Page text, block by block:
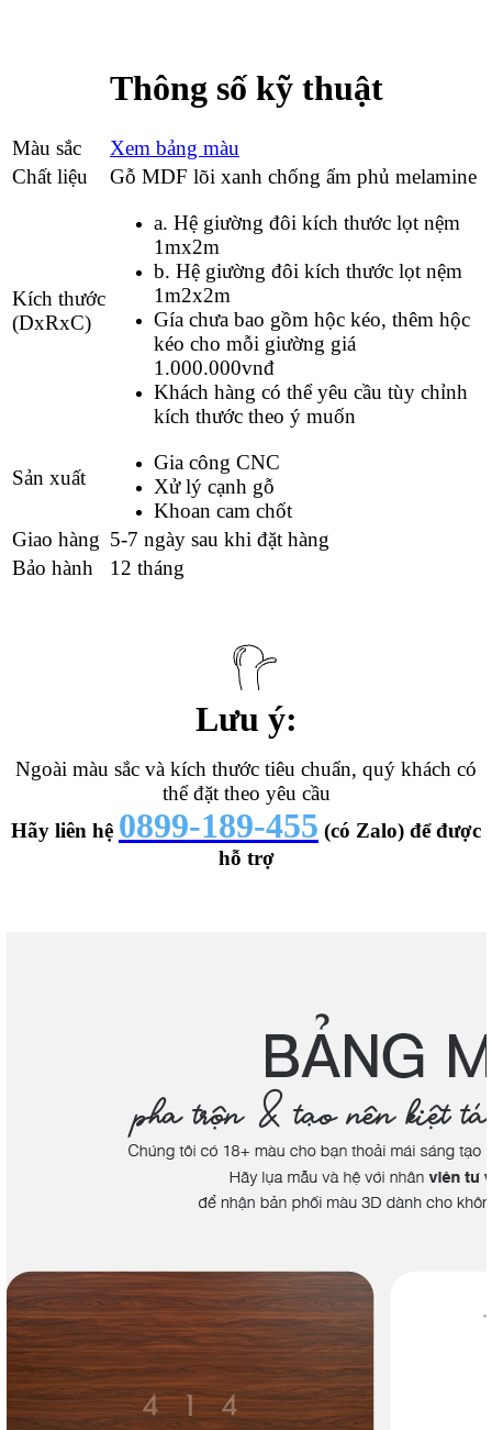
Thông số kỹ thuật
Màu sắc
Xem bảng màu
Chất liệu
Gỗ MDF lõi xanh chống ẩm phủ melamine
Kích thước
(DxRxC)
a. Hệ giường đôi kích thước lọt nệm
1mx2m
b. Hệ giường đôi kích thước lọt nệm
1m2x2m
Gía chưa bao gồm hộc kéo, thêm hộc
kéo cho mỗi giường giá
1.000.000vnđ
Khách hàng có thể yêu cầu tùy chỉnh
kích thước theo ý muốn
Sản xuất
Gia công CNC
Xử lý cạnh gỗ
Khoan cam chốt
Giao hàng 5-7 ngày sau khi đặt hàng
Bảo hành
12 tháng
Lưu ý:
Ngoài màu sắc và kích thước tiêu chuẩn, quý khách có
thể đặt theo yêu cầu
Hãy liên hệ 0899-189-455 (có Zalo) để được
hỗ trợ